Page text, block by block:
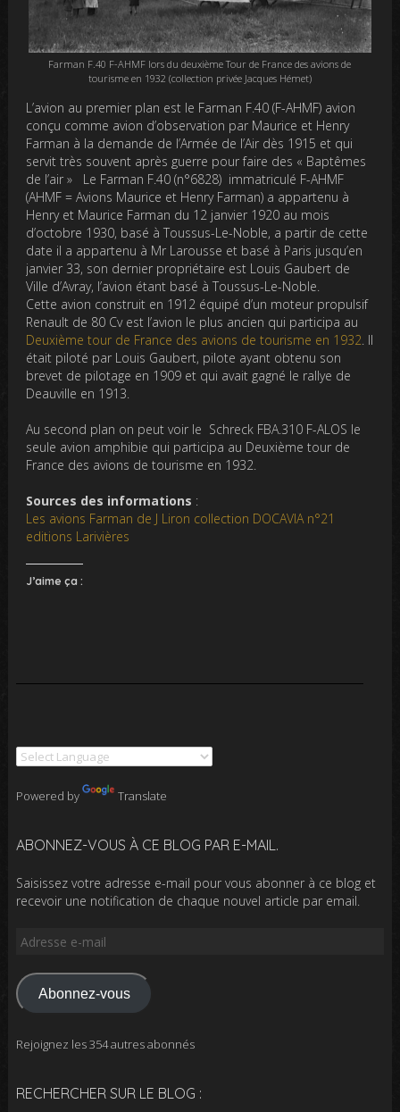
Farman F.40 F-AHMF lors du deuxième Tour de France des avions de
tourisme en 1932 (collection privée Jacques Hémet)
L’avion au premier plan est le Farman F.40 (F-AHMF) avion
conçu comme avion d’observation par Maurice et Henry
Farman à la demande de l’Armée de l’Air dès 1915 et qui
servit très souvent après guerre pour faire des « Baptêmes
de l’air » Le Farman F.40 (n°6828) immatriculé F-AHMF
(AHMF = Avions Maurice et Henry Farman) a appartenu à
Henry et Maurice Farman du 12 janvier 1920 au mois
d’octobre 1930, basé à Toussus-Le-Noble, a partir de cette
date il a appartenu à Mr Larousse et basé à Paris jusqu’en
janvier 33, son dernier propriétaire est Louis Gaubert de
Ville d’Avray, l’avion étant basé à Toussus-Le-Noble.
Cette avion construit en 1912 équipé d’un moteur propulsif
Renault de 80 Cv est l’avion le plus ancien qui participa au
Deuxième tour de France des avions de tourisme en 1932. Il
était piloté par Louis Gaubert, pilote ayant obtenu son
brevet de pilotage en 1909 et qui avait gagné le rallye de
Deauville en 1913.
Au second plan on peut voir le Schreck FBA.310 F-ALOS le
seule avion amphibie qui participa au Deuxième tour de
France des avions de tourisme en 1932.
Sources des informations :
Les avions Farman de J Liron collection DOCAVIA n°21
editions Larivières
J’aime ça :
Powered by Translate
ABONNEZ-VOUS À CE BLOG PAR E-MAIL.
Saisissez votre adresse e-mail pour vous abonner à ce blog et
recevoir une notification de chaque nouvel article par email.
Adresse
mail
Abonnez-vous
Rejoignez les 354 autres abonnés
RECHERCHER SUR LE BLOG :